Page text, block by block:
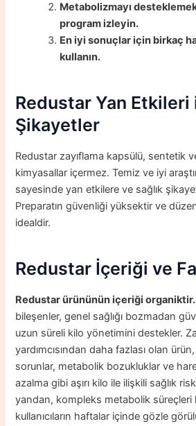
Metabolizmayı
program izleyin.
En iyi sonuçlar için birkaç
kullanın.
Redustar Yan Etkileri
Şikayetler
Redustar zayıflama kapsülü, sentetik
kimyasallar içermez. Temiz ve iyi
sayesinde yan etkilere ve sağlık
Preparatın güvenliği yüksektir ve
idealdir.
Redustar İçeriği ve
Redustar ürününün içeriği organiktir.
bileşenler, genel sağlığı bozmadan
uzun süreli kilo yönetimini destekler.
yardımcısından daha fazlası olan
sorunlar, metabolik bozukluklar ve
azalma gibi aşırı kilo ile ilişkili sağlık
yandan, kompleks metabolik süreçleri
kullanıcıların haftalar içinde gözle